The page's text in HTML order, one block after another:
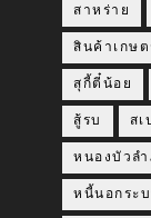
สาหร่าย
สินค้าเกษต
สุกี้ตี๋น้อย
สู้รบ สเ
หนองบัวล
หนี้นอกระ